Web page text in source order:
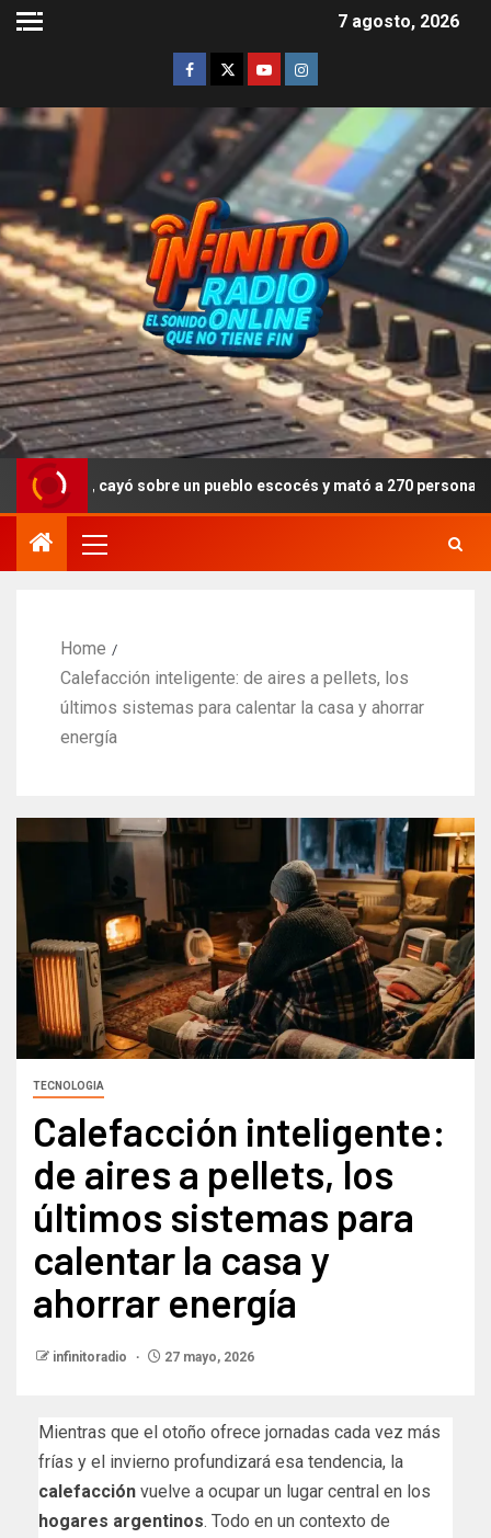
7 agosto, 2026
sobre un pueblo escocés y mató a 270 personas
Home
Calefacción inteligente: de aires a pellets, los
últimos sistemas para calentar la casa y ahorrar
energía
TECNOLOGIA
Calefacción inteligente:
de aires a pellets, los
últimos sistemas para
calentar la casa y
ahorrar energía
infinitoradio 27 mayo, 2026
Mientras que el otoño ofrece jornadas cada vez más
frías y el invierno profundizará esa tendencia, la
calefacción vuelve a ocupar un lugar central en los
hogares argentinos. Todo en un contexto de